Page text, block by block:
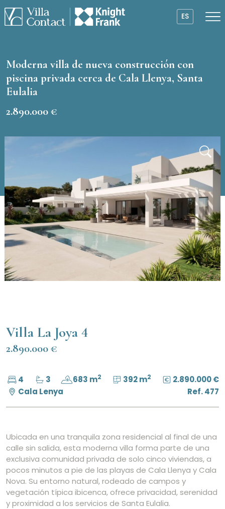
ES
Moderna villa de nueva construcción con
piscina privada cerca de Cala Llenya, Santa
Eulalia
2.890.000 €
Villa La Joya 4
2.890.000 €
4 3 683 m2 392 m2
2.890.000 €
Cala Lenya
Ref. 477
Ubicada en una tranquila zona residencial al final de una
calle sin salida, esta moderna villa forma parte de una
exclusiva comunidad privada de solo cinco viviendas, a
pocos minutos a pie de las playas de Cala Llenya y Cala
Nova. Su entorno natural, rodeado de campos y
vegetación típica ibicenca, ofrece privacidad, serenidad
y proximidad a los servicios de Santa Eulalia.